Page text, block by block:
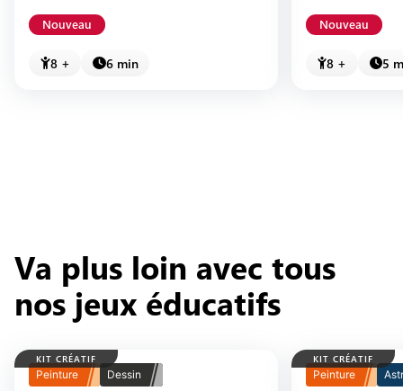
Nouveau
8 + 6 min
Nouveau
8 + 5
Va plus loin avec tous
nos jeux éducatifs
KIT CRÉATIF
Peinture Dessin
KIT CRÉATIF
Peinture